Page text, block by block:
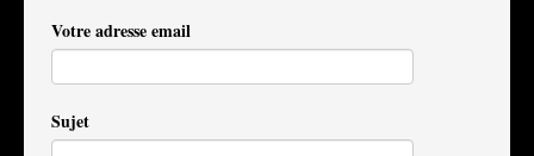
Votre adresse email
Sujet